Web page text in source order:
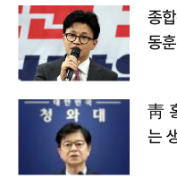
종
동
靑
는